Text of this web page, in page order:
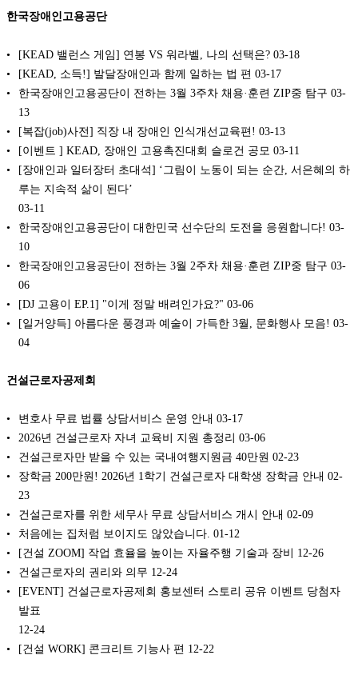
한국장애인고용공단
[KEAD 밸런스 게임] 연봉 VS 워라벨, 나의 선택은? 03-18
[KEAD, 소득!] 발달장애인과 함께 일하는 법 편 03-17
한국장애인고용공단이 전하는 3월 3주차 채용·훈련 ZIP중 탐구 03-
13
[복잡(job)사전] 직장 내 장애인 인식개선교육편! 03-13
[이벤트 ] KEAD, 장애인 고용촉진대회 슬로건 공모 03-11
[장애인과 일터장터 초대석] ‘그림이 노동이 되는 순간, 서은혜의 하
루는 지속적 삶이 된다’
03-11
한국장애인고용공단이 대한민국 선수단의 도전을 응원합니다! 03-
10
한국장애인고용공단이 전하는 3월 2주차 채용·훈련 ZIP중 탐구 03-
06
[DJ 고용이 EP.1] "이게 정말 배려인가요?" 03-06
[일거양득] 아름다운 풍경과 예술이 가득한 3월, 문화행사 모음! 03-
04
건설근로자공제회
변호사 무료 법률 상담서비스 운영 안내 03-17
2026년 건설근로자 자녀 교육비 지원 총정리 03-06
건설근로자만 받을 수 있는 국내여행지원금 40만원 02-23
장학금 200만원! 2026년 1학기 건설근로자 대학생 장학금 안내 02-
23
건설근로자를 위한 세무사 무료 상담서비스 개시 안내 02-09
처음에는 집처럼 보이지도 않았습니다. 01-12
[건설 ZOOM] 작업 효율을 높이는 자율주행 기술과 장비 12-26
건설근로자의 권리와 의무 12-24
[EVENT] 건설근로자공제회 홍보센터 스토리 공유 이벤트 당첨자
발표
12-24
[건설 WORK] 콘크리트 기능사 편 12-22